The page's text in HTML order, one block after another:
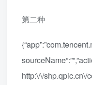
第二种
http:\/\/shp.qpic.cn\/